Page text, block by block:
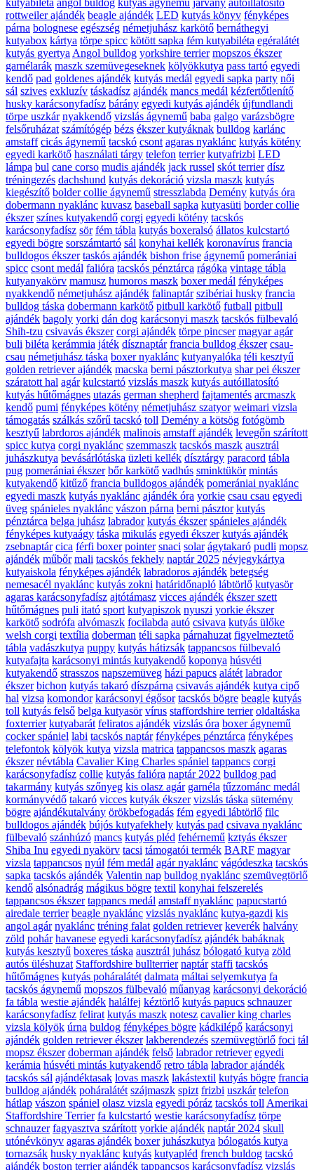
kutyabiléta angol buldog kutyás ágynemű járvány autóillatosító
rottweiler ajándék beagle ajándék LED kutyás könyv fényképes
párna bolognese egészség németjuhász karkötő bernáthegyi
kutyabox kártya törpe spicc kötött sapka fém kutyabiléta egéralátét
kutyás gyertya Angol bulldog yorkshire terrier mopszos ékszer
garnélarák maszk szemüvegeseknek kölyökkutya pass tartó egyedi
kendő pad goldenes ajándék kutyás medál egyedi sapka party női
sál szives exkluzív táskadísz ajándék mancs medál kézfertőtlenítő
husky karácsonyfadísz bárány egyedi kutyás ajándék újfundlandi
törpe uszkár nyakkendő vizslás ágynemű baba galgo varázsbögre
felsőruházat számítógép bézs ékszer kutyáknak bulldog karlánc
amstaff cicás ágynemű tacskó csont agaras nyaklánc kutyás kötény
egyedi karkötő használati tárgy telefon terrier kutyafrizbi LED
lámpa bul cane corso mudis ajándék jack russel skót terrier dísz
tréningezés dachshund kutyás dekoráció vizsla maszk kutyás
kiegészítő bolder collie ágynemű stresszlabda Demény kutyás óra
dobermann nyaklánc kuvasz baseball sapka kutyasüti border collie
ékszer színes kutyakendő corgi egyedi kötény tacskós
karácsonyfadísz sör fém tábla kutyás boxeralsó állatos kulcstartó
egyedi bögre sorszámtartó sál konyhai kellék koronavírus francia
bulldogos ékszer taskós ajándék bishon frise ágynemű pomerániai
spicc csont medál falióra tacskós pénztárca rágóka vintage tábla
kutyanyakörv mamusz humoros maszk boxer medál fényképes
nyakkendő németjuhász ajándék falinaptár szibériai husky francia
bulldog táska dobermann karkötő pitbull karkötő futball pitbull
ajándék bagoly yorki dán dog karácsonyi maszk tacskós fülbevaló
Shih-tzu csivavás ékszer corgi ajándék törpe pincser magyar agár
buli biléta kerámmia játék dísznaptár francia bulldog ékszer csau-
csau németjuhász táska boxer nyaklánc kutyanyalóka téli kesztyű
golden retriever ajándék macska berni pásztorkutya shar pei ékszer
száratott hal agár kulcstartó vizslás maszk kutyás autóillatosító
kutyás hűtőmágnes utazás german shepherd fajtamentés arcmaszk
kendő pumi fényképes kötény németjuhász szatyor weimari vizsla
támogatás szálkás szőrű tacskó toll Demény a kötsög fotógömb
kesztyű labrdoros ajándék malinois amstaff ajándék levegőn szárított
spicc kutya corgi nyaklánc szemmaszk tacskós maszk ausztrál
juhászkutya bevásárlótáska üzleti kellék dísztárgy paracord tábla
pug pomerániai ékszer bőr karkötő vadhús sminktükör mintás
kutyakendő kitűző francia bulldogos ajándék pomerániai nyaklánc
egyedi maszk kutyás nyaklánc ajándék óra yorkie csau csau egyedi
üveg spánieles nyaklánc vászon párna berni pásztor kutyás
pénztárca belga juhász labrador kutyás ékszer spánieles ajándék
fényképes kutyaágy táska mikulás egyedi ékszer kutyás ajándék
zsebnaptár cica férfi boxer pointer snaci solar ágytakaró pudli mopsz
ajándék műbőr mali tacskós fekhely naptár 2025 névjegykártya
kutyaiskola fényképes ajándék labradoros ajándék betegség
nemesacél nyaklánc kutyás zokni határidőnapló lábtörlő kutyasör
agaras karácsonyfadísz ajtótámasz vicces ajándék ékszer szett
hűtőmágnes puli itató sport kutyapiszok nyuszi yorkie ékszer
karkötő sodrófa alvómaszk focilabda autó csivava kutyás ülőke
welsh corgi textília doberman téli sapka párnahuzat figyelmeztető
tábla vadászkutya puppy kutyás hátizsák tappancsos fülbevaló
kutyafajta karácsonyi mintás kutyakendő koponya húsvéti
kutyakendő strasszos napszemüveg házi papucs alátét labrador
ékszer bichon kutyás takaró díszpárna csivavás ajándék kutya cipő
hal vizsa komondor karácsonyi égősor tacskós bögre beagle kutyás
toll kutyás felső belga kutyasör vírus staffordshire terrier oldaltáska
foxterrier kutyabarát feliratos ajándék vizslás óra boxer ágynemű
cocker spániel labi tacskós naptár fényképes pénztárca fényképes
telefontok kölyök kutya vizsla matrica tappancsos maszk agaras
ékszer névtábla Cavalier King Charles spániel tappancs corgi
karácsonyfadísz collie kutyás falióra naptár 2022 bulldog pad
takarmány kutyás szőnyeg kis olasz agár garnéla tűzzománc medál
kormányvédő takaró vicces kutyák ékszer vizslás táska sütemény
bögre ajándékutalvány örökbefogadás fém egyedi lábtörlő filc
bulldogos ajándék bújós kutyafekhely kutyás pad csivava nyaklánc
fülbevaló szánhúzó mancs kutyás pléd fehérnemű kztyás ékszer
Shiba Inu egyedi nyakörv tacsi támogatói termék BARF magyar
vizsla tappancsos nyúl fém medál agár nyaklánc vágódeszka tacskós
sapka tacskós ajándék Valentin nap bulldog nyaklánc szemüvegtörlő
kendő alsónadrág mágikus bögre textil konyhai felszerelés
tappancsos ékszer tappancs medál amstaff nyaklánc papucstartó
airedale terrier beagle nyaklánc vizslás nyaklánc kutya-gazdi kis
angol agár nyaklánc tréning falat golden retriever keverék halvány
zöld pohár havanese egyedi karácsonyfadísz ajándék babáknak
kutyás kesztyű boxeres táska ausztrál juhász bólogató kutya zöld
autós üléshuzat Staffordshire bullterrier naptár staffi tacskós
hűtőmágnes kutyás poháralátét dalmata máltai selyemkutya fa
tacskós ágynemű mopszos fülbevaló műanyag karácsonyi dekoráció
fa tábla westie ajándék halálfej kéztörlő kutyás papucs schnauzer
karácsonyfadísz felirat kutyás maszk notesz cavalier king charles
vizsla kölyök úrna buldog fényképes bögre kádkilépő karácsonyi
ajándék golden retriever ékszer lakberendezés szemüvegtörlő foci tál
mopsz ékszer doberman ajándék felső labrador retriever egyedi
kerámia húsvéti mintás kutyakendő retro tábla labrador ajándék
tacskós sál ajándéktasak lovas maszk lakástextil kutyás bögre francia
bulldog ajándék poháralátét szájmaszk spizt frizbi uszkár telefon
hátlap vászon spániel olasz vizsla egyedi póráz tacskós toll Amerikai
Staffordshire Terrier fa kulcstartó westie karácsonyfadísz törpe
schnauzer fagyasztva szárított yorkie ajándék naptár 2024 skull
utónévkönyv agaras ajándék boxer juhászkutya bólogatós kutya
tornazsák husky nyaklánc kutyás kutyapléd french buldog tacskó
ajándék boston terrier ajándék tappancsos karácsonyfadísz vizslás